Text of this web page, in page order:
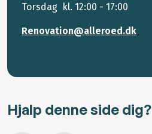
Torsdag kl. 12:00 - 17:00
Renovation@alleroed.dk
Hjalp denne side dig?